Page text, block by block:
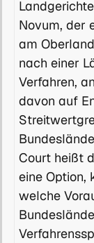
Novum, der
am
nach einer
Verfahren,
davon auf
Court heißt
eine Option,
welche